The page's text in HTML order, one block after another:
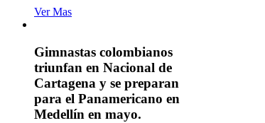
Ver Mas
Gimnastas colombianos
triunfan en Nacional de
Cartagena y se preparan
para el Panamericano en
Medellín en mayo.